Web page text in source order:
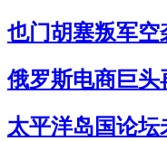
也门胡塞叛军空
俄罗斯电商巨头
太平洋岛国论